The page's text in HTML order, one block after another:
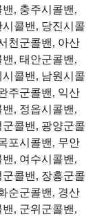
, 충주시콜밴,
콜밴, 당진시콜
천군콜밴, 아산
, 태안군콜밴,
콜밴, 남원시콜
주군콜밴, 익산
, 정읍시콜밴,
콜밴, 광양군콜
포시콜밴, 무안
, 여수시콜밴,
콜밴, 장흥군콜
순군콜밴, 경산
, 군위군콜밴,